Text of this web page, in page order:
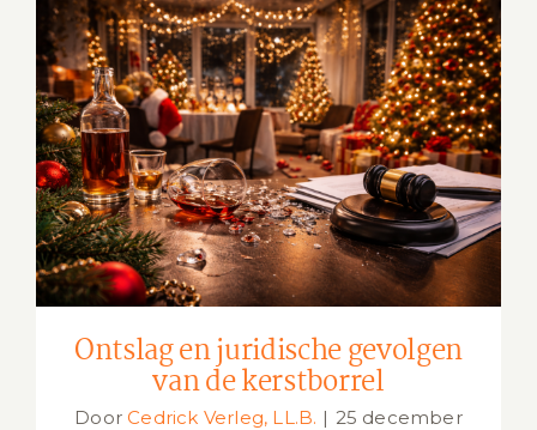
Ontslag en juridische gevolgen van de
kerstborrel
Ontslag en juridische gevolgen
van de kerstborrel
Door Cedrick Verleg, LL.B. | 25 december